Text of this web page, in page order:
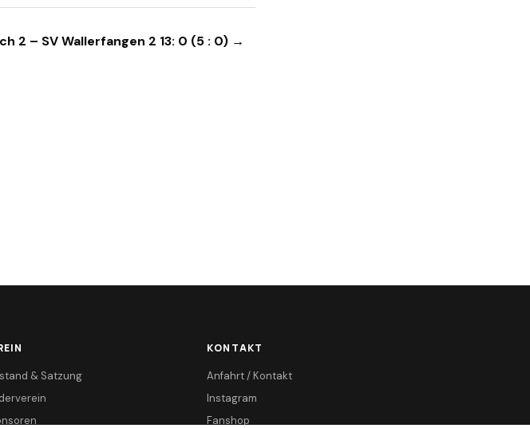
2 – SV Wallerfangen 2 13: 0 (5 : 0) →
& Satzung
KONTAKT
Anfahrt / Kontakt
Instagram
Fanshop